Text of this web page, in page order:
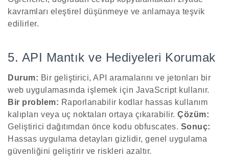
kavramları eleştirel düşünmeye ve anlamaya teşvik
edilirler.
5. API Mantık ve Hediyeleri Korumak
Durum: Bir geliştirici, API aramalarını ve jetonları bir
web uygulamasında işlemek için JavaScript kullanır.
Bir problem: Raporlanabilir kodlar hassas kullanım
kalıpları veya uç noktaları ortaya çıkarabilir. Çözüm:
Geliştirici dağıtımdan önce kodu obfuscates. Sonuç:
Hassas uygulama detayları gizlidir, genel uygulama
güvenliğini geliştirir ve riskleri azaltır.